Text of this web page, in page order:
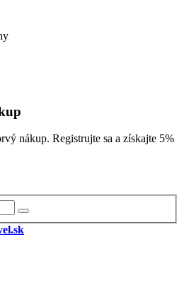
nákup. Registrujte sa a získajte 5%